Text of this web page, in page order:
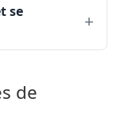
se
de